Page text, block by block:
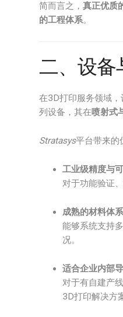
简而言之， 真正优质
的工程体系。
二、设备
在3D打印服务领域
列设备，其在喷射式
Stratasys平台带来的
工业级精度与
对于功能验证
成熟的材料体系
能够系统支持
况。
适合企业内部
对于有自建产
3D打印解决方